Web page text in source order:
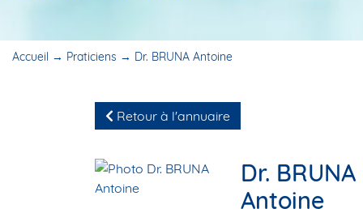
Accueil → Praticiens → Dr. BRUNA Antoine
Retour à l'annuaire
Dr. BRUNA
Antoine